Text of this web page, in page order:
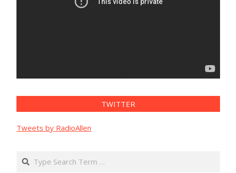
TWITTER
Tweets by RadioAllen
Search